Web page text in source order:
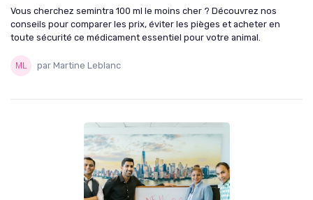
Vous cherchez semintra 100 ml le moins cher ? Découvrez nos
conseils pour comparer les prix, éviter les pièges et acheter en
toute sécurité ce médicament essentiel pour votre animal.
par Martine Leblanc